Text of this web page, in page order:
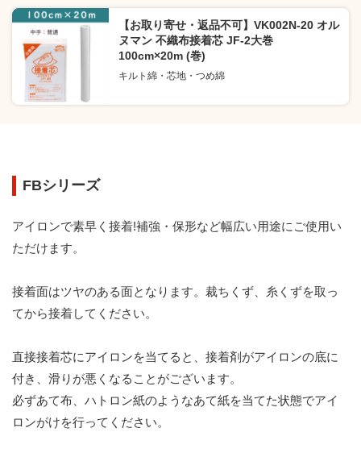
【お取り寄せ・返品不可】VK002N-20 オル
ヌマン 不織布接着芯 JF-2大巻
100cm×20m (巻)
キルト綿・芯地・つめ綿
FBシリーズ
アイロンで素早く接着!補強・保形など幅広い用途にご使用い
ただけます。
接着面はツヤのある面となります。裁ちくず、糸くずを取っ
てから接着してください。
直接接着芯にアイロンを当てると、接着剤がアイロンの底に
付き、滑りが悪くなることがございます。
必ずあて布、ハトロン紙のようなあて紙を当てた状態でアイ
ロンがけを行ってください。